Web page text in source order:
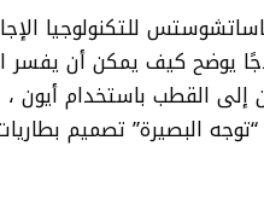
للتكنولوجيا
القطب باستخدام أيون
البصيرة” تصميم